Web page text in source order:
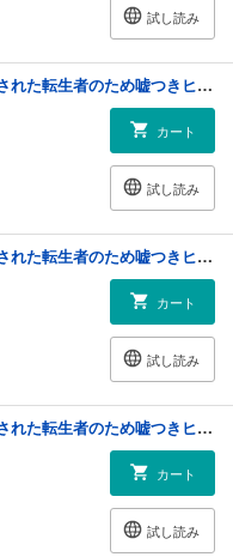
試し読み
悪役令嬢の中の人～断罪された転生者のため嘘つきヒロインに復讐いたします～: 2【イラスト特典付】
カート
試し読み
悪役令嬢の中の人～断罪された転生者のため嘘つきヒロインに復讐いたします～: 3【イラスト特典付】
カート
試し読み
悪役令嬢の中の人～断罪された転生者のため嘘つきヒロインに復讐いたします～: 4【イラスト特典付】
カート
試し読み